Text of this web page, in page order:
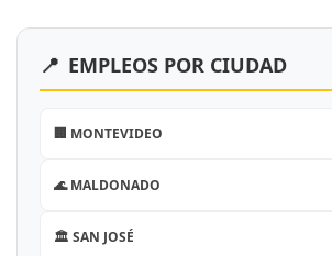
📍 EMPLEOS POR CIUDAD
🏢 MONTEVIDEO
🌊 MALDONADO
🏛️ SAN JOSÉ